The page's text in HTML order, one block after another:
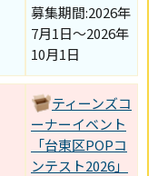
募集期間:2026年
7月1日～2026年
10月1日
ティーンズコ
ーナーイベント
「台東区POPコ
ンテスト2026」